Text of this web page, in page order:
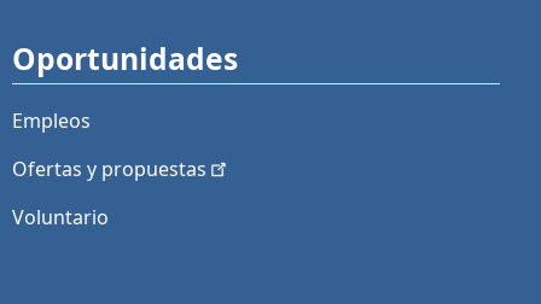
Oportunidades
Empleos
Ofertas y propuestas
Voluntario